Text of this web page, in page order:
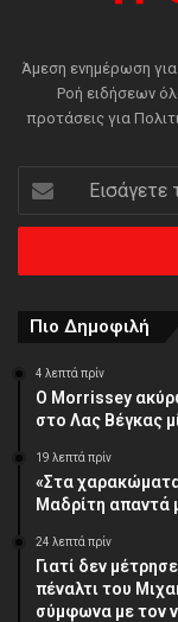
Άμεση ενημέρωση για
Ροή ειδήσεων
προτάσεις για
την
ηλεκτρονική
διεύθυνση
Πιο Δημοφιλή
4 λεπτά πρίν
Ο Morrissey
στο Λας Βέγκας
19 λεπτά πρίν
«Στα
Μαδρίτη απαντά
24 λεπτά πρίν
Γιατί δεν
πέναλτι του
σύμφωνα με τον